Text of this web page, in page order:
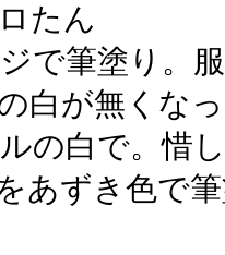
たん
で筆塗り。
白が無くな
の白で。惜
あずき色で